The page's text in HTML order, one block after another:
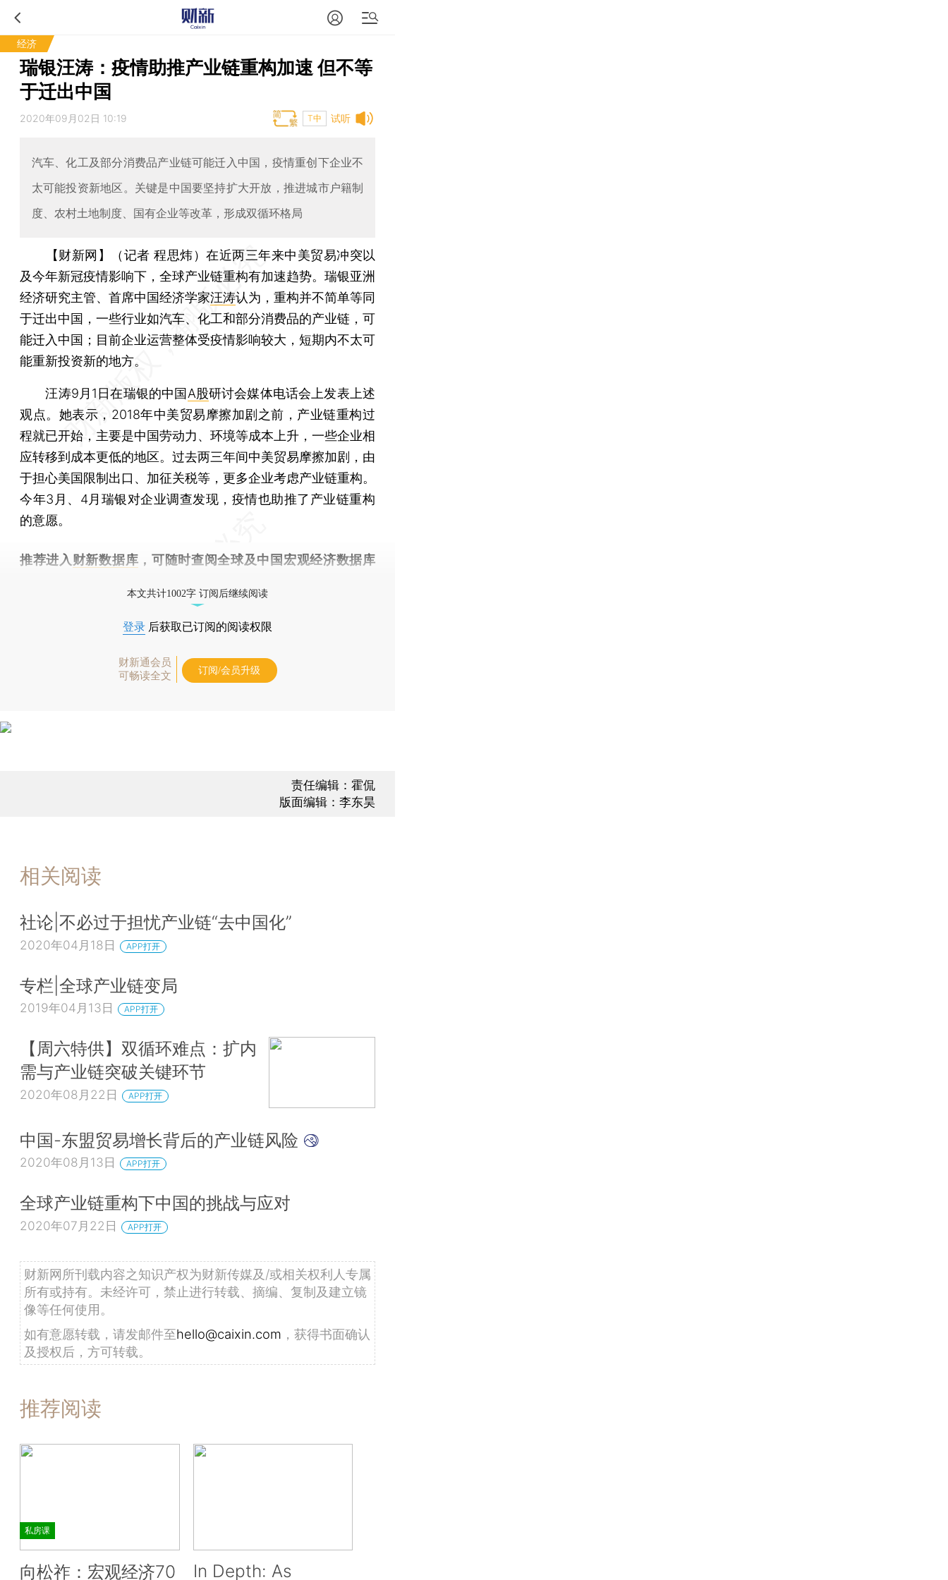
经济
瑞银汪涛：疫情助推产业链重构加速 但不等
于迁出中国
试听
2020年09月02日 10:19 T中
汽车、化工及部分消费品产业链可能迁入中国，疫情重创下企业不
太可能投资新地区。关键是中国要坚持扩大开放，推进城市户籍制
度、农村土地制度、国有企业等改革，形成双循环格局
【财新网】（记者 程思炜）在近两三年来中美贸易冲突以
及今年新冠疫情影响下，全球产业链重构有加速趋势。瑞银亚洲
经济研究主管、首席中国经济学家汪涛认为，重构并不简单等同
于迁出中国，一些行业如汽车、化工和部分消费品的产业链，可
能迁入中国；目前企业运营整体受疫情影响较大，短期内不太可
能重新投资新的地方。
汪涛9月1日在瑞银的中国A股研讨会媒体电话会上发表上述
观点。她表示，2018年中美贸易摩擦加剧之前，产业链重构过
程就已开始，主要是中国劳动力、环境等成本上升，一些企业相
应转移到成本更低的地区。过去两三年间中美贸易摩擦加剧，由
于担心美国限制出口、加征关税等，更多企业考虑产业链重构。
今年3月、4月瑞银对企业调查发现，疫情也助推了产业链重构
的意愿。
推荐进入 财新数据库 ，可随时查阅全球及中国宏观经济数据库
本文共计1002字 订阅后继续阅读
登录 后获取已订阅的阅读权限
财新通会员
可畅读全文
订阅/会员升级
责任编辑：霍侃
版面编辑：李东昊
相关阅读
社论|不必过于担忧产业链“去中国化”
2020年04月18日 APP打开
专栏|全球产业链变局
2019年04月13日 APP打开
【周六特供】双循环难点：扩内
需与产业链突破关键环节
2020年08月22日 APP打开
中国-东盟贸易增长背后的产业链风险
2020年08月13日 APP打开
全球产业链重构下中国的挑战与应对
2020年07月22日 APP打开
财新网所刊载内容之知识产权为财新传媒及/或相关权利人专属
所有或持有。未经许可，禁止进行转载、摘编、复制及建立镜
像等任何使用。
如有意愿转载，请发邮件至hello@caixin.com ，获得书面确认
及授权后，方可转载。
推荐阅读
私房课
向松祚：宏观经济70
In Depth: As